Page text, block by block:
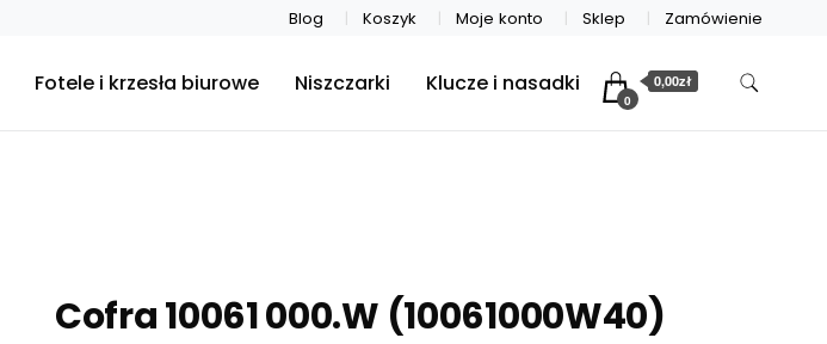
Blog Koszyk Moje konto Sklep Zamówienie
Fotele i krzesła biurowe Niszczarki Klucze i nasadki
0
0,00zł
Cofra 10061 000.W (10061000W40)